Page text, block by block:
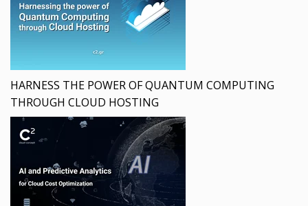
HARNESS THE POWER OF QUANTUM COMPUTING
THROUGH CLOUD HOSTING